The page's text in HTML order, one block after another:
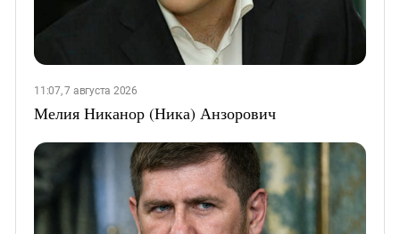
11:07, 7 августа 2026
Мелия Никанор (Ника) Анзорович